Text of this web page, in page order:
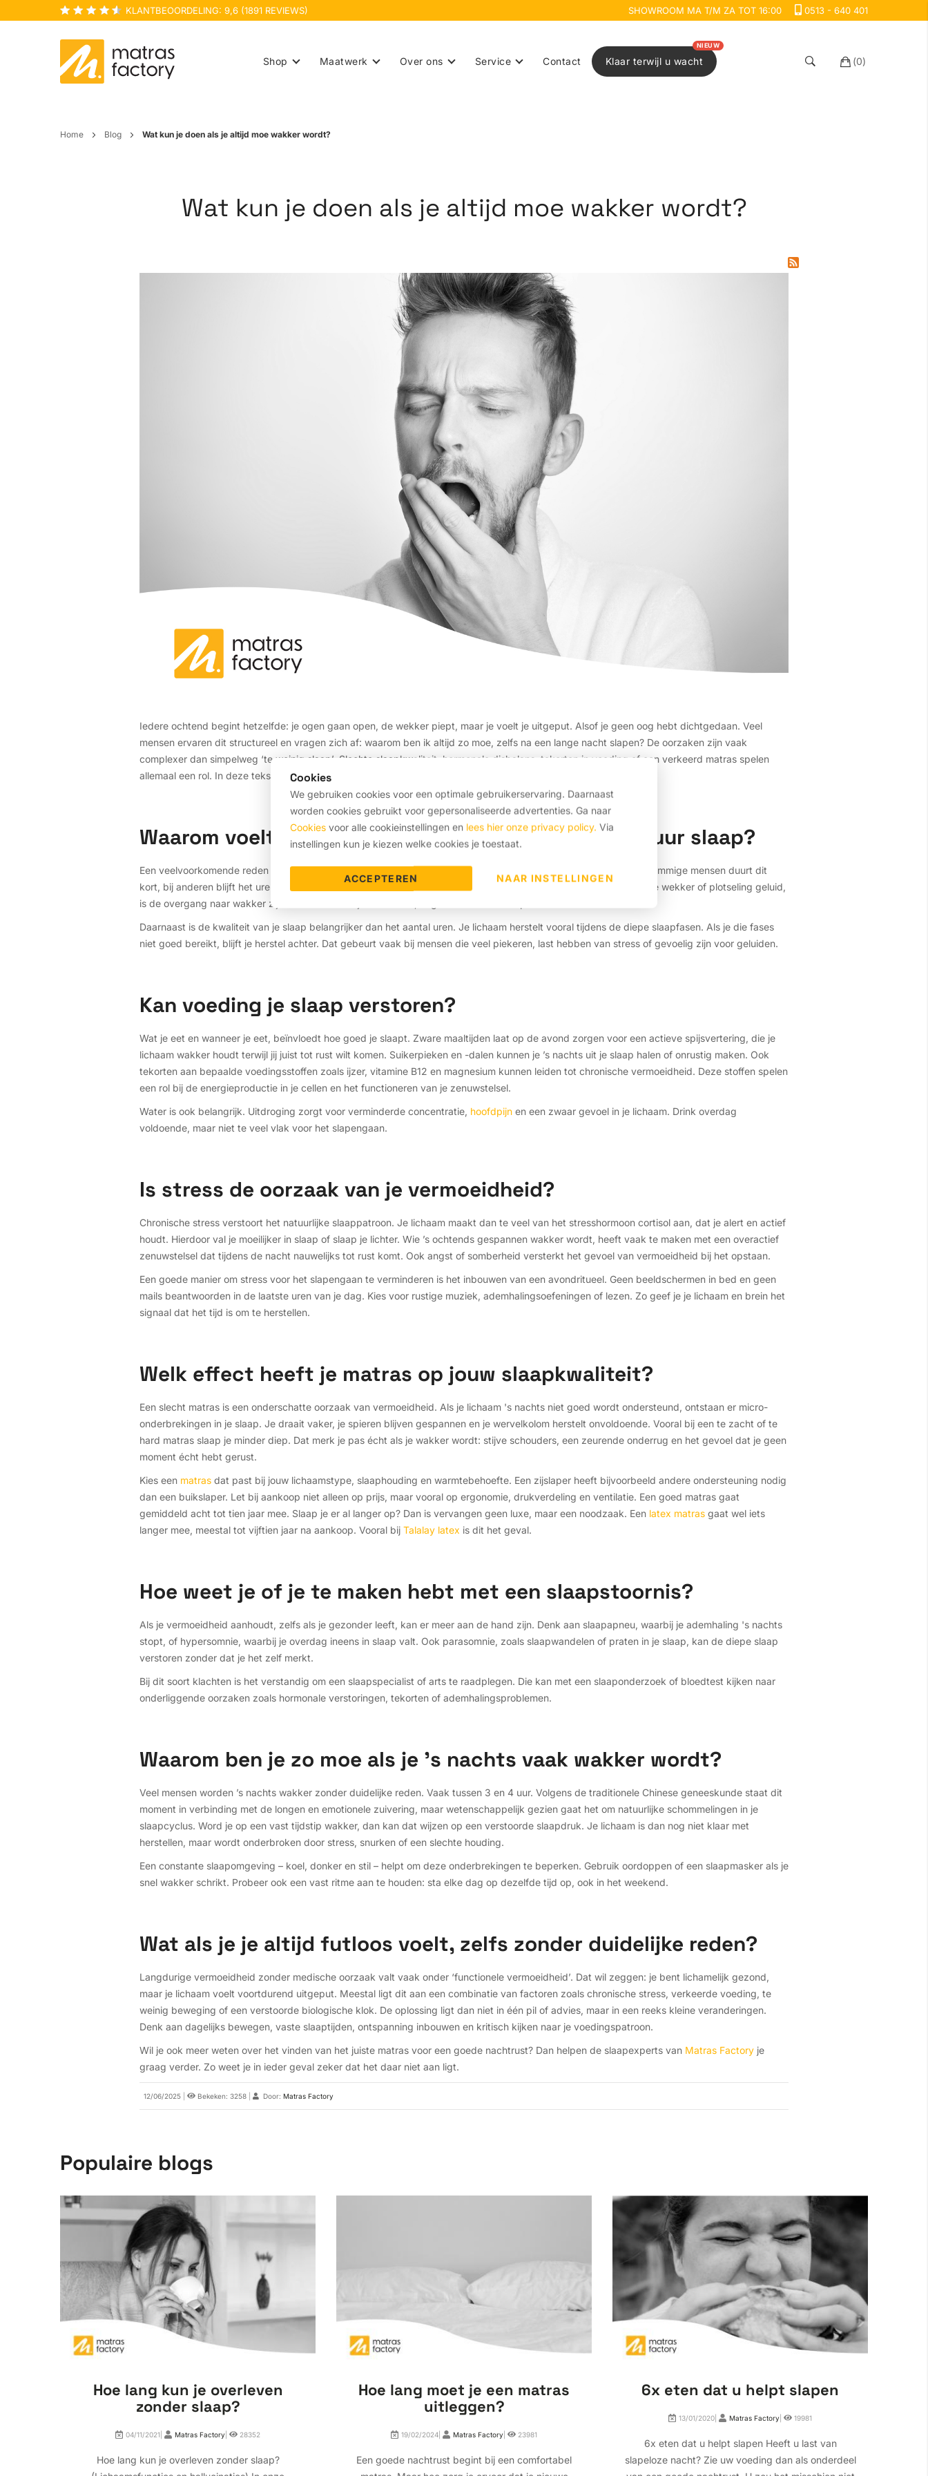
Cookies
We gebruiken cookies voor een optimale gebruikerservaring. Daarnaast
worden cookies gebruikt voor gepersonaliseerde advertenties. Ga naar
Cookies voor alle cookieinstellingen en lees hier onze privacy policy. Via
instellingen kun je kiezen welke cookies je toestaat.
ACCEPTEREN NAAR INSTELLINGEN
KLANTBEOORDELING: 9,6 (1891 REVIEWS) SHOWROOM MA T/M ZA TOT 16:00 0513 - 640 401
Shop Maatwerk Over ons Service Contact Klaar terwijl u wacht
NIEUW
(0)
Home Blog Wat kun je doen als je altijd moe wakker wordt?
Wat kun je doen als je altijd moe wakker wordt?
Iedere ochtend begint hetzelfde: je ogen gaan open, de wekker piept, maar je voelt je uitgeput. Alsof je geen oog hebt dichtgedaan. Veel
mensen ervaren dit structureel en vragen zich af: waarom ben ik altijd zo moe, zelfs na een lange nacht slapen? De oorzaken zijn vaak
complexer dan simpelweg ‘te weinig slaap’. Slechte slaapkwaliteit, hormonale disbalans, tekorten in voeding of een verkeerd matras spelen
allemaal een rol. In deze tekst meer over de oorzaken én oplossingen.
Waarom voelt je lichaam nog uitgeput, ook na acht uur slaap?
Een veelvoorkomende reden is slaapinertie. Dit is het proces waarbij je brein langzaam opstart na het slapen. Bij sommige mensen duurt dit
kort, bij anderen blijft het uren hangen. Vooral als je uit een diepe slaap wordt gewekt, bijvoorbeeld door een harde wekker of plotseling geluid,
is de overgang naar wakker zijn zwaar. Je voelt je dan sloom, ongeconcentreerd en prikkelbaar.
Daarnaast is de kwaliteit van je slaap belangrijker dan het aantal uren. Je lichaam herstelt vooral tijdens de diepe slaapfasen. Als je die fases
niet goed bereikt, blijft je herstel achter. Dat gebeurt vaak bij mensen die veel piekeren, last hebben van stress of gevoelig zijn voor geluiden.
Kan voeding je slaap verstoren?
Wat je eet en wanneer je eet, beïnvloedt hoe goed je slaapt. Zware maaltijden laat op de avond zorgen voor een actieve spijsvertering, die je
lichaam wakker houdt terwijl jij juist tot rust wilt komen. Suikerpieken en -dalen kunnen je ’s nachts uit je slaap halen of onrustig maken. Ook
tekorten aan bepaalde voedingsstoffen zoals ijzer, vitamine B12 en magnesium kunnen leiden tot chronische vermoeidheid. Deze stoffen spelen
een rol bij de energieproductie in je cellen en het functioneren van je zenuwstelsel.
Water is ook belangrijk. Uitdroging zorgt voor verminderde concentratie, hoofdpijn en een zwaar gevoel in je lichaam. Drink overdag
voldoende, maar niet te veel vlak voor het slapengaan.
Is stress de oorzaak van je vermoeidheid?
Chronische stress verstoort het natuurlijke slaappatroon. Je lichaam maakt dan te veel van het stresshormoon cortisol aan, dat je alert en actief
houdt. Hierdoor val je moeilijker in slaap of slaap je lichter. Wie ’s ochtends gespannen wakker wordt, heeft vaak te maken met een overactief
zenuwstelsel dat tijdens de nacht nauwelijks tot rust komt. Ook angst of somberheid versterkt het gevoel van vermoeidheid bij het opstaan.
Een goede manier om stress voor het slapengaan te verminderen is het inbouwen van een avondritueel. Geen beeldschermen in bed en geen
mails beantwoorden in de laatste uren van je dag. Kies voor rustige muziek, ademhalingsoefeningen of lezen. Zo geef je je lichaam en brein het
signaal dat het tijd is om te herstellen.
Welk effect heeft je matras op jouw slaapkwaliteit?
Een slecht matras is een onderschatte oorzaak van vermoeidheid. Als je lichaam 's nachts niet goed wordt ondersteund, ontstaan er micro-
onderbrekingen in je slaap. Je draait vaker, je spieren blijven gespannen en je wervelkolom herstelt onvoldoende. Vooral bij een te zacht of te
hard matras slaap je minder diep. Dat merk je pas écht als je wakker wordt: stijve schouders, een zeurende onderrug en het gevoel dat je geen
moment écht hebt gerust.
Kies een matras dat past bij jouw lichaamstype, slaaphouding en warmtebehoefte. Een zijslaper heeft bijvoorbeeld andere ondersteuning nodig
dan een buikslaper. Let bij aankoop niet alleen op prijs, maar vooral op ergonomie, drukverdeling en ventilatie. Een goed matras gaat
gemiddeld acht tot tien jaar mee. Slaap je er al langer op? Dan is vervangen geen luxe, maar een noodzaak. Een latex matras gaat wel iets
langer mee, meestal tot vijftien jaar na aankoop. Vooral bij Talalay latex is dit het geval.
Hoe weet je of je te maken hebt met een slaapstoornis?
Als je vermoeidheid aanhoudt, zelfs als je gezonder leeft, kan er meer aan de hand zijn. Denk aan slaapapneu, waarbij je ademhaling 's nachts
stopt, of hypersomnie, waarbij je overdag ineens in slaap valt. Ook parasomnie, zoals slaapwandelen of praten in je slaap, kan de diepe slaap
verstoren zonder dat je het zelf merkt.
Bij dit soort klachten is het verstandig om een slaapspecialist of arts te raadplegen. Die kan met een slaaponderzoek of bloedtest kijken naar
onderliggende oorzaken zoals hormonale verstoringen, tekorten of ademhalingsproblemen.
Waarom ben je zo moe als je 's nachts vaak wakker wordt?
Veel mensen worden ’s nachts wakker zonder duidelijke reden. Vaak tussen 3 en 4 uur. Volgens de traditionele Chinese geneeskunde staat dit
moment in verbinding met de longen en emotionele zuivering, maar wetenschappelijk gezien gaat het om natuurlijke schommelingen in je
slaapcyclus. Word je op een vast tijdstip wakker, dan kan dat wijzen op een verstoorde slaapdruk. Je lichaam is dan nog niet klaar met
herstellen, maar wordt onderbroken door stress, snurken of een slechte houding.
Een constante slaapomgeving – koel, donker en stil – helpt om deze onderbrekingen te beperken. Gebruik oordoppen of een slaapmasker als je
snel wakker schrikt. Probeer ook een vast ritme aan te houden: sta elke dag op dezelfde tijd op, ook in het weekend.
Wat als je je altijd futloos voelt, zelfs zonder duidelijke reden?
Langdurige vermoeidheid zonder medische oorzaak valt vaak onder ‘functionele vermoeidheid’. Dat wil zeggen: je bent lichamelijk gezond,
maar je lichaam voelt voortdurend uitgeput. Meestal ligt dit aan een combinatie van factoren zoals chronische stress, verkeerde voeding, te
weinig beweging of een verstoorde biologische klok. De oplossing ligt dan niet in één pil of advies, maar in een reeks kleine veranderingen.
Denk aan dagelijks bewegen, vaste slaaptijden, ontspanning inbouwen en kritisch kijken naar je voedingspatroon.
Wil je ook meer weten over het vinden van het juiste matras voor een goede nachtrust? Dan helpen de slaapexperts van Matras Factory je
graag verder. Zo weet je in ieder geval zeker dat het daar niet aan ligt.
12/06/2025 Bekeken: 3258 Door: Matras Factory
Populaire blogs
Hoe lang kun je overleven
zonder slaap?
04/11/2021| Matras Factory 28352
Hoe lang kun je overleven zonder slaap?
Hoe lang moet je een matras
uitleggen?
19/02/2024| Matras Factory 23981
Een goede nachtrust begint bij een comfortabel
6x eten dat u helpt slapen
13/01/2020| Matras Factory 19981
6x eten dat u helpt slapen Heeft u last van
slapeloze nacht? Zie uw voeding dan als onderdeel